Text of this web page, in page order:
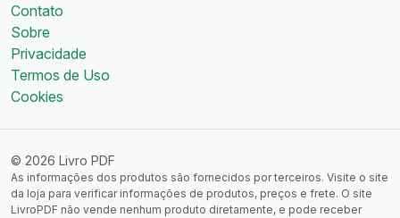
Contato
Sobre
Privacidade
Termos de Uso
Cookies
© 2026 Livro PDF
As informações dos produtos são fornecidos por terceiros. Visite o site
da loja para verificar informações de produtos, preços e frete. O site
LivroPDF não vende nenhum produto diretamente, e pode receber